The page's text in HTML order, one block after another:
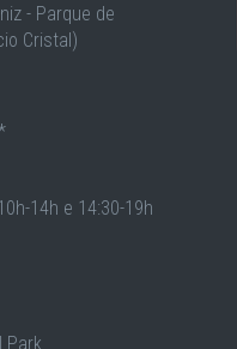
- Parque de
Cristal)
14h e 14:30-19h
Park